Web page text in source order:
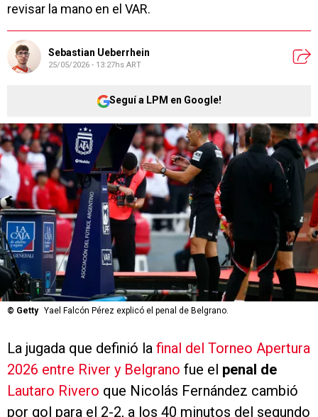
revisar la mano en el VAR.
Sebastian Ueberrhein
25/05/2026 - 13:27hs ART
Seguí a LPM en Google!
© Getty Yael Falcón Pérez explicó el penal de Belgrano.
La jugada que definió la final del Torneo Apertura
2026 entre River y Belgrano fue el penal de
Lautaro Rivero que Nicolás Fernández cambió
por gol para el 2-2, a los 40 minutos del segundo